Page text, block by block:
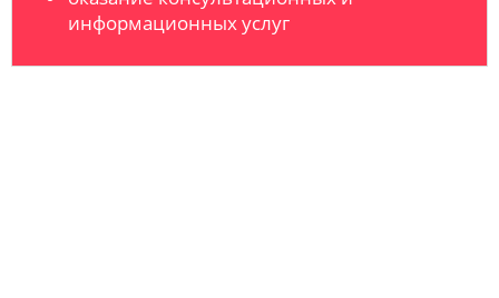
информационных услуг